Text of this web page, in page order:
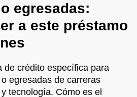
egresadas:
a este préstamo
de crédito específica para
egresadas de carreras
tecnología. Cómo es el